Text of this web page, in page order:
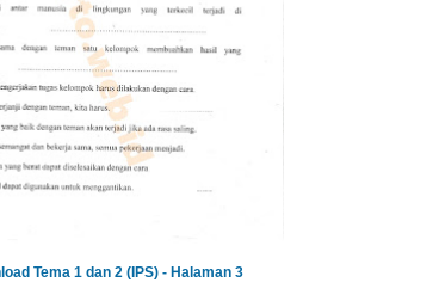
Tema 1 dan 2 (IPS) - Halaman 3